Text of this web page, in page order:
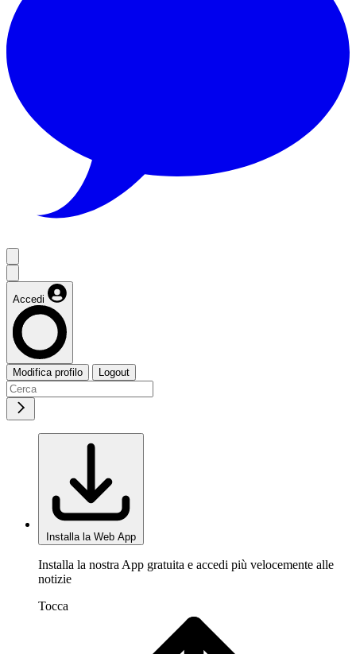
Accedi
Modifica profilo Logout
Installa la Web App
Installa la nostra App gratuita e accedi più velocemente alle
notizie
Tocca